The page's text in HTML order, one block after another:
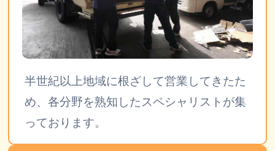
半世紀以上地域に根ざして営業してきたた
め、各分野を熟知したスペシャリストが集
っております。